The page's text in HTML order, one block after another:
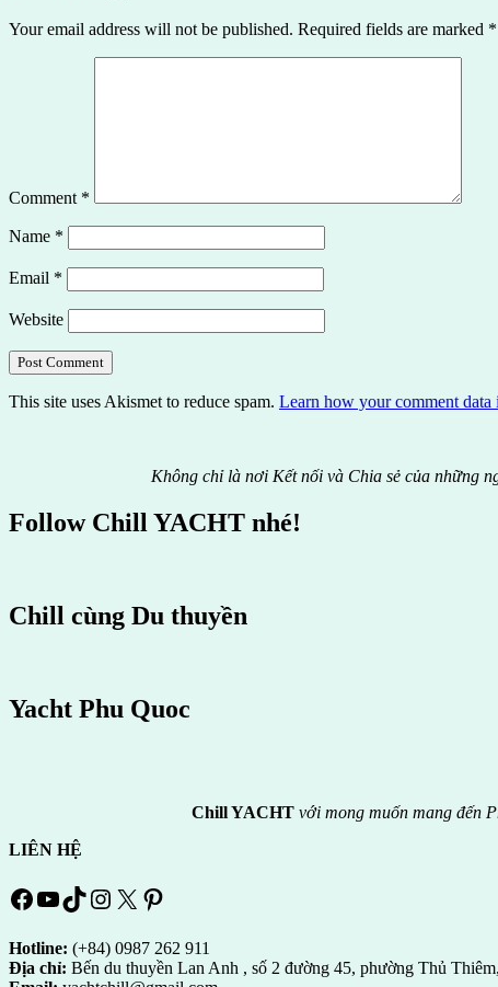
Your email address will not be published. Required fields are marked *
Comment *
Name *
Email *
Website
This site uses Akismet to reduce spam. Learn how your comment data
Không chỉ là nơi Kết nối và Chia sẻ của những
Follow Chill YACHT nhé!
Chill cùng Du thuyền
Yacht Phu Quoc
Chill YACHT với mong muốn mang đến
LIÊN HỆ
Facebook
YouTube
TikTok
Instagram
X Pinterest
Hotline: (+84) 0987 262 911
Địa chỉ: Bến du thuyền Lan Anh , số 2 đường 45, phường Thủ